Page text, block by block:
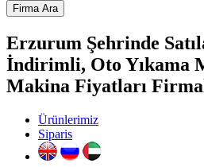
Firma Ara
Erzurum Şehrinde
İndirimli, Oto Yıkama
Makina Fiyatları
Ürünlerimiz
Siparis